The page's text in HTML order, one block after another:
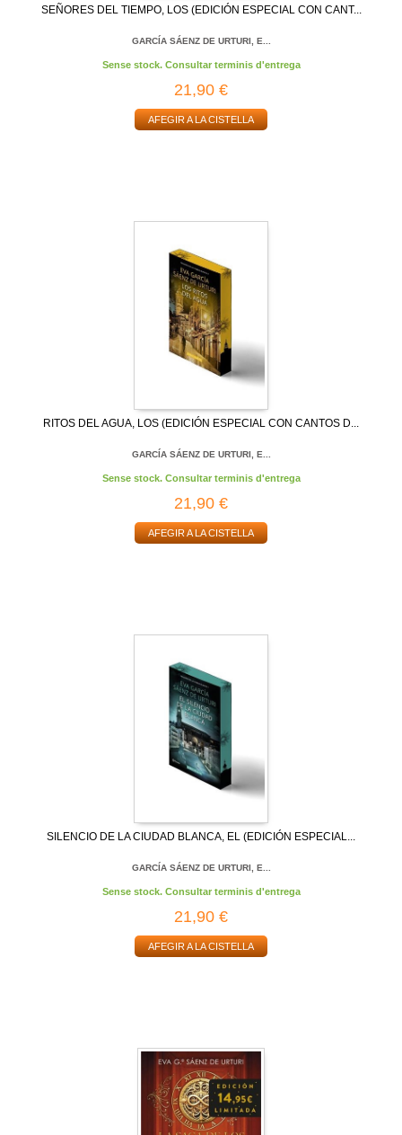
SEÑORES DEL TIEMPO, LOS (EDICIÓN ESPECIAL CON CANT...
GARCÍA SÁENZ DE URTURI, E...
Sense stock. Consultar terminis d'entrega
21,90 €
AFEGIR A LA CISTELLA
RITOS DEL AGUA, LOS (EDICIÓN ESPECIAL CON CANTOS D...
GARCÍA SÁENZ DE URTURI, E...
Sense stock. Consultar terminis d'entrega
21,90 €
AFEGIR A LA CISTELLA
SILENCIO DE LA CIUDAD BLANCA, EL (EDICIÓN ESPECIAL...
GARCÍA SÁENZ DE URTURI, E...
Sense stock. Consultar terminis d'entrega
21,90 €
AFEGIR A LA CISTELLA